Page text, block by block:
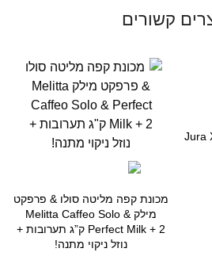
קשורים
מכונת קפה מליטה סולו & פרפקט
מילק Melitta Caffeo Solo &
Perfect Milk + 2 ק”ג תערובות +
נוזל ניקוי מתנה!